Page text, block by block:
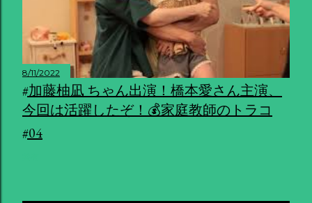
8/11/2022
#加藤柚凪 ちゃん出演！橋本愛さん主演、
今回は活躍したぞ！💰家庭教師のトラコ
#04